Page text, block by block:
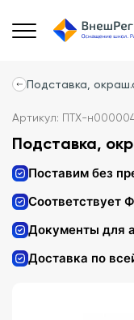
Подставка,
Артикул: ПТХ-
Подставка,
Поставим без
Соответствует
Документы для
Доставка по